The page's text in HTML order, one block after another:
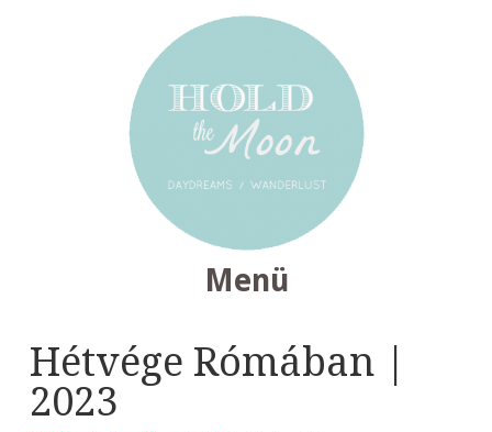
Menü
TARTALOMRA
Hétvége Rómában |
2023